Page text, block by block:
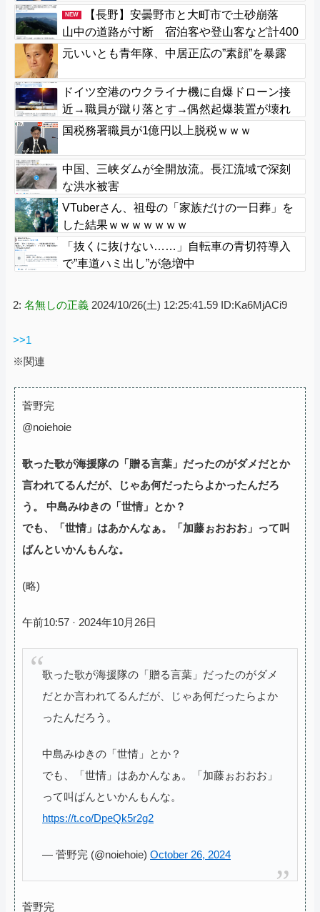
NEW
【長野】安曇野市と大町市で土砂崩落
山中の道路が寸断 宿泊客や登山客など計400
人近くが孤立か 土石流で橋が流されたとの
元いいとも青年隊、中居正広の”素顔”を暴露
ドイツ空港のウクライナ機に自爆ドローン接
近→職員が蹴り落とす→偶然起爆装置が壊れ
セーフ
国税務署職員が1億円以上脱税ｗｗｗ
中国、三峡ダムが全開放流。長江流域で深刻
な洪水被害
VTuberさん、祖母の「家族だけの一日葬」を
した結果ｗｗｗｗｗｗｗ
「抜くに抜けない……」自転車の青切符導入
で”車道ハミ出し”が急増中
2: 名無しの正義 2024/10/26(土) 12:25:41.59 ID:Ka6MjACi9
>>1
※関連
菅野完
@noiehoie
歌った歌が海援隊の「贈る言葉」だったのがダメだとか
言われてるんだが、じゃあ何だったらよかったんだろ
う。 中島みゆきの「世情」とか？
でも、「世情」はあかんなぁ。「加藤ぉおおお」って叫
ばんといかんもんな。
(略)
午前10:57 · 2024年10月26日
歌った歌が海援隊の「贈る言葉」だったのがダメ
だとか言われてるんだが、じゃあ何だったらよか
ったんだろう。
中島みゆきの「世情」とか？
でも、「世情」はあかんなぁ。「加藤ぉおおお」
って叫ばんといかんもんな。
https://t.co/DpeQk5r2g2
— 菅野完 (@noiehoie) October 26, 2024
菅野完